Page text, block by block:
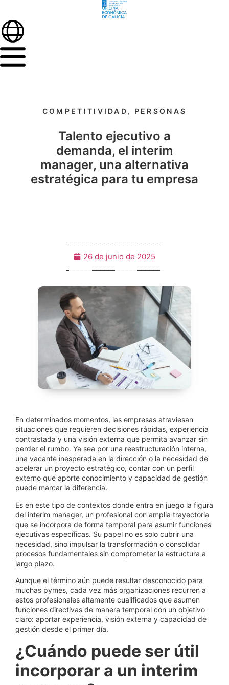
COMPETITIVIDAD, PERSONAS
Talento ejecutivo a
demanda, el interim
manager, una alternativa
estratégica para tu empresa
26 de junio de 2025
En determinados momentos, las empresas atraviesan
situaciones que requieren decisiones rápidas, experiencia
contrastada y una visión externa que permita avanzar sin
perder el rumbo. Ya sea por una reestructuración interna,
una vacante inesperada en la dirección o la necesidad de
acelerar un proyecto estratégico, contar con un perfil
externo que aporte conocimiento y capacidad de gestión
puede marcar la diferencia.
Es en este tipo de contextos donde entra en juego la figura
del interim manager, un profesional con amplia trayectoria
que se incorpora de forma temporal para asumir funciones
ejecutivas específicas. Su papel no es solo cubrir una
necesidad, sino impulsar la transformación o consolidar
procesos fundamentales sin comprometer la estructura a
largo plazo.
Aunque el término aún puede resultar desconocido para
muchas pymes, cada vez más organizaciones recurren a
estos profesionales altamente cualificados que asumen
funciones directivas de manera temporal con un objetivo
claro: aportar experiencia, visión externa y capacidad de
gestión desde el primer día.
¿Cuándo puede ser útil
incorporar a un interim